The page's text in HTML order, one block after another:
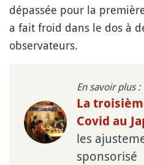
dépassée pour la
a fait froid dans le dos à
observateurs.
En savoir plus :
La
Covid au
les
sponsorisé